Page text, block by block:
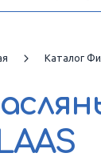
Каталог